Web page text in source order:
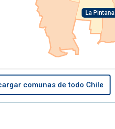
La Pintana
comunas de todo Chile